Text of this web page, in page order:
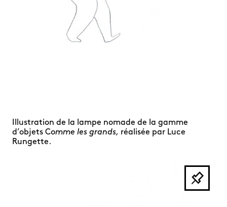
Illustration de la lampe nomade de la gamme
d’objets Comme les grands, réalisée par Luce
Rungette.